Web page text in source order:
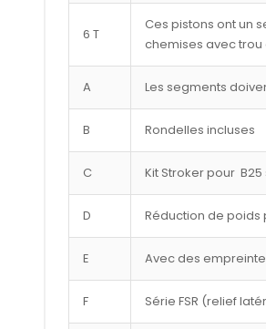
6 T
Ces pistons ont un
chemises avec
A Les segments
B Rondelles incluses
C Kit Stroker pour
D Réduction de poids
E Avec des
F Série FSR (relief